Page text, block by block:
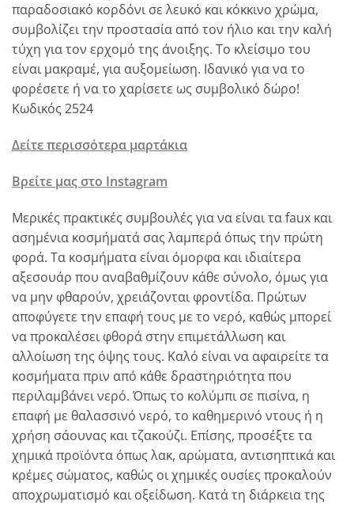
παραδοσιακό κορδόνι σε λευκό και κόκκινο χρώμα,
συμβολίζει την προστασία από τον ήλιο και την καλή
τύχη για τον ερχομό της άνοιξης. Το κλείσιμο του
είναι μακραμέ, για αυξομείωση. Ιδανικό για να το
φορέσετε ή να το χαρίσετε ως συμβολικό δώρο!
Κωδικός 2524
Δείτε περισσότερα μαρτάκια
Βρείτε μας στο Instagram
Μερικές πρακτικές συμβουλές για να είναι τα faux και
ασημένια κοσμήματά σας λαμπερά όπως την πρώτη
φορά. Τα κοσμήματα είναι όμορφα και ιδιαίτερα
αξεσουάρ που αναβαθμίζουν κάθε σύνολο, όμως για
να μην φθαρούν, χρειάζονται φροντίδα. Πρώτων
αποφύγετε την επαφή τους με το νερό, καθώς μπορεί
να προκαλέσει φθορά στην επιμετάλλωση και
αλλοίωση της όψης τους. Καλό είναι να αφαιρείτε τα
κοσμήματα πριν από κάθε δραστηριότητα που
περιλαμβάνει νερό. Όπως το κολύμπι σε πισίνα, η
επαφή με θαλασσινό νερό, το καθημερινό ντους ή η
χρήση σάουνας και τζακούζι. Επίσης, προσέξτε τα
χημικά προϊόντα όπως λακ, αρώματα, αντισηπτικά και
κρέμες σώματος, καθώς οι χημικές ουσίες προκαλούν
αποχρωματισμό και οξείδωση. Κατά τη διάρκεια της